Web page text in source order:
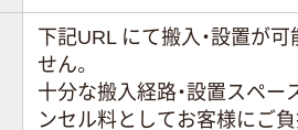
下記URL にて搬入・設置が
せん。
十分な搬入経路・設置スペー
ンセル料としてお客様にご